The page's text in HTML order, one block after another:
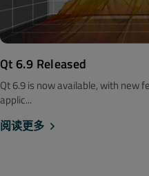
Qt 6.9 Released
Qt 6.9 is now available, with new
applic...
阅读更多